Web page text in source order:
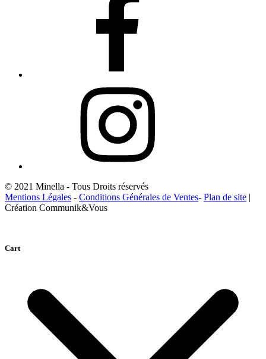
© 2021 Minella - Tous Droits réservés
Mentions Légales - Conditions Générales de Ventes- Plan de site |
Création Communik&Vous
Cart